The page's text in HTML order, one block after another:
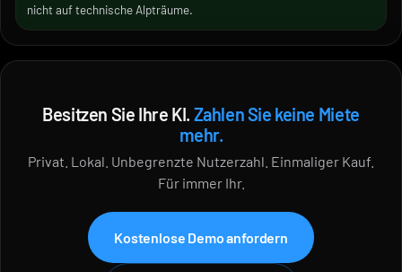
nicht auf technische Alpträume.
Besitzen Sie Ihre KI. Zahlen Sie keine Miete
mehr.
Privat. Lokal. Unbegrenzte Nutzerzahl. Einmaliger Kauf.
Für immer Ihr.
Kostenlose Demo anfordern